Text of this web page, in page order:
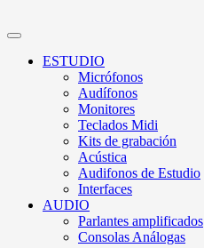
ESTUDIO
Micrófonos
Audífonos
Monitores
Teclados Midi
Kits de grabación
Acústica
Audifonos de Estudio
Interfaces
AUDIO
Parlantes amplificados
Consolas Análogas